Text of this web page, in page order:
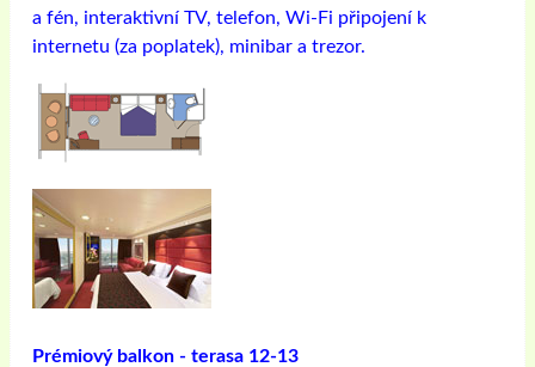
a fén, interaktivní TV, telefon, Wi-Fi připojení k
internetu (za poplatek), minibar a trezor.
Prémiový balkon - terasa 12-13